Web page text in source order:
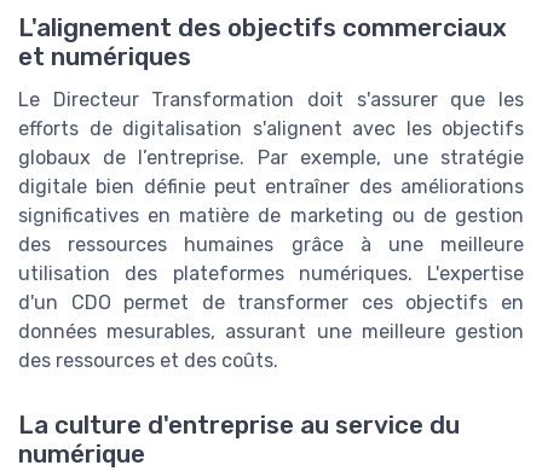
L'alignement des objectifs commerciaux
et numériques
Le Directeur Transformation doit s'assurer que les
efforts de digitalisation s'alignent avec les objectifs
globaux de l’entreprise. Par exemple, une stratégie
digitale bien définie peut entraîner des améliorations
significatives en matière de marketing ou de gestion
des ressources humaines grâce à une meilleure
utilisation des plateformes numériques. L'expertise
d'un CDO permet de transformer ces objectifs en
données mesurables, assurant une meilleure gestion
des ressources et des coûts.
La culture d'entreprise au service du
numérique